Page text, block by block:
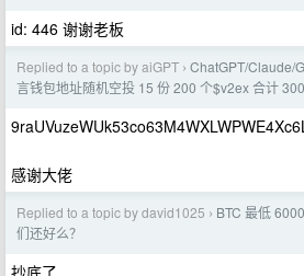
id: 446 谢谢老板
Replied to a topic by aiGPT › ChatGPT/Claude/
言钱包地址随机空投 15 份 200 个$v2ex 合计
感谢大佬
Replied to a topic by david1025 › BTC 最低
们还好么？
抄底了